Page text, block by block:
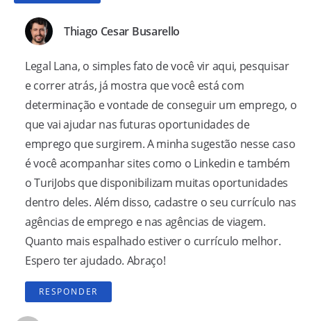
Thiago Cesar Busarello
Legal Lana, o simples fato de você vir aqui, pesquisar
e correr atrás, já mostra que você está com
determinação e vontade de conseguir um emprego, o
que vai ajudar nas futuras oportunidades de
emprego que surgirem. A minha sugestão nesse caso
é você acompanhar sites como o Linkedin e também
o TuriJobs que disponibilizam muitas oportunidades
dentro deles. Além disso, cadastre o seu currículo nas
agências de emprego e nas agências de viagem.
Quanto mais espalhado estiver o currículo melhor.
Espero ter ajudado. Abraço!
RESPONDER